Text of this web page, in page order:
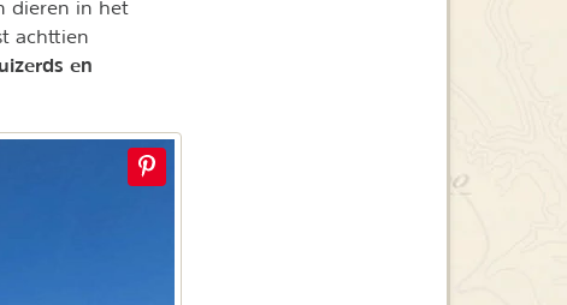
dieren in het
achttien
en